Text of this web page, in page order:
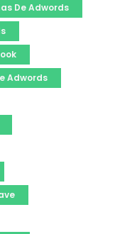
De Adwords
Adwords